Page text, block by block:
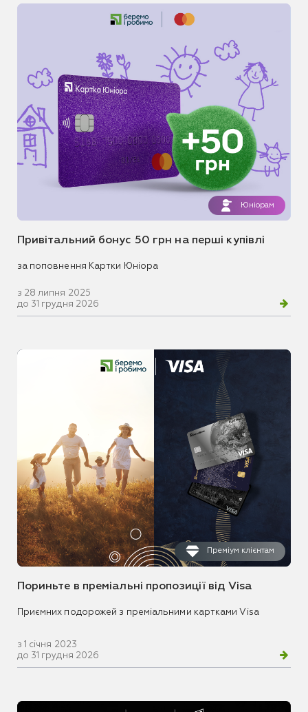
Юніорам
Привітальний бонус 50 грн на перші купівлі
за поповнення Картки Юніора
з 28 липня 2025
до 31 грудня 2026
Преміум клієнтам
Пориньте в преміальні пропозиції від Visa
Приємних подорожей з преміальними картками Visa
з 1 січня 2023
до 31 грудня 2026